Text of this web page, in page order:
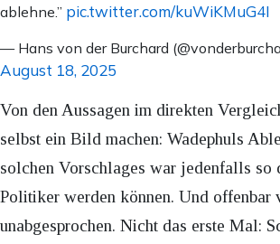
ablehne.” pic.twitter.com/kuWiKMuG4I
— Hans von der Burchard
August 18, 2025
Von den Aussagen im direkten
selbst ein Bild machen: Wadephuls
solchen Vorschlages war jedenfalls so
Politiker werden können. Und offenbar
unabgesprochen. Nicht das erste Mal: